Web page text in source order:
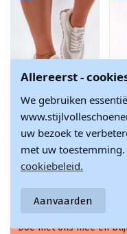
Zachte sneakers
met platform
dames Big Star
SYSTEM wit-grijze
€ 146,12
€ 171,90
Doe met ons mee en
Allereerst -
We gebruiken
uw bezoek te
met uw
cookiebeleid.
Aanvaarden